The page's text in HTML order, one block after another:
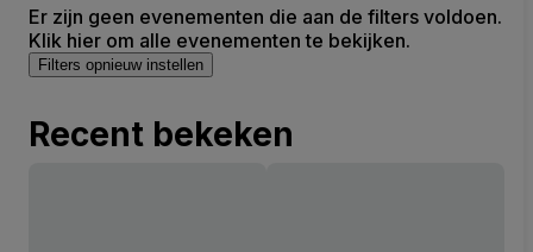
Er zijn geen evenementen die aan de filters voldoen.
Klik hier om alle evenementen te bekijken.
Filters opnieuw instellen
Recent bekeken